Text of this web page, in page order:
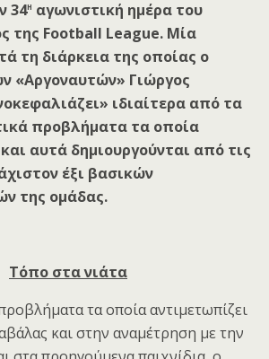
34η αγωνιστική ημέρα του
της Football League. Μία
τη διάρκεια της οποίας ο
«Αργοναυτών» Γιώργος
ιδιαίτερα από τα
προβλήματα τα οποία
αυτά δημιουργούνται από τις
έξι βασικών
της ομάδας.
Τόπο στα νιάτα
τα οποία αντιμετωπίζει
και στην αναμέτρηση με την